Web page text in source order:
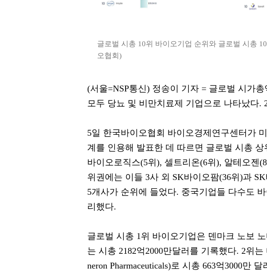
글로벌 시총 10위 바이오기업 순위와 글로벌 시총
오협회)
(서울=NSP통신) 정송이 기자 = 글로벌 시가
모두 당뇨 및 비만치료제 기업으로 나타났다.
5일 한국바이오협회 바이오경제연구센터가
계를 인용해 발표한 데 따르면 글로벌 시총
바이오로직스(5위), 셀트리온(6위), 알테오젠
위권에는 이들 3사 외 SK바이오팜(36위)과
5개사가 순위에 들었다. 중국기업들 다수도
리했다.
글로벌 시총 1위 바이오기업은 덴마크 노보
는 시총 2182억2000만달러를 기록했다. 2위
neron Pharmaceuticals)로 시총 663억3000만